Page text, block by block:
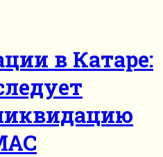
в Катаре: